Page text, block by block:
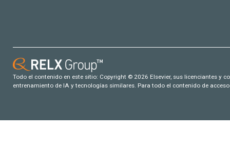
Todo el contenido en este sitio: Copyright © 2026 Elsevier, sus licenciantes y
entrenamiento de IA y tecnologías similares. Para todo el contenido de